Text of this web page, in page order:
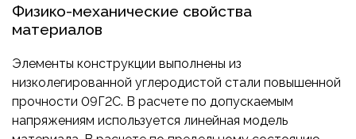
Физико-механические свойства
материалов
Элементы конструкции выполнены из
низколегированной углеродистой стали повышенной
прочности 09Г2С. В расчете по допускаемым
напряжениям используется линейная модель